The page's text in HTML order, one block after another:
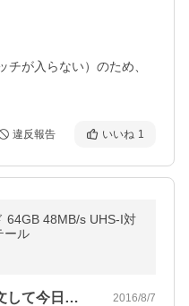
が入らない）のため、
違反報告 いいね 1
64GB 48MB/s UHS-I対
ール
早すぎるほど早い。昨日注文して今日の午… 2016/8/7